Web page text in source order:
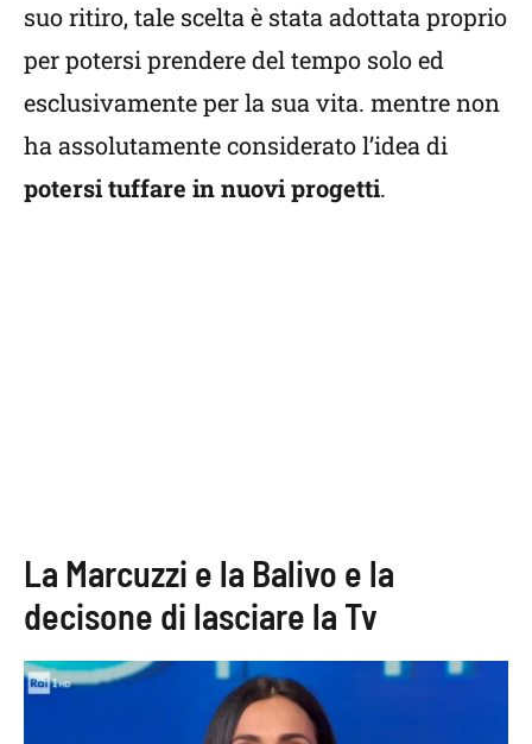
suo ritiro, tale scelta è stata adottata proprio
per potersi prendere del tempo solo ed
esclusivamente per la sua vita. mentre non
ha assolutamente considerato l’idea di
potersi tuffare in nuovi progetti.
La Marcuzzi e la Balivo e la
decisone di lasciare la Tv